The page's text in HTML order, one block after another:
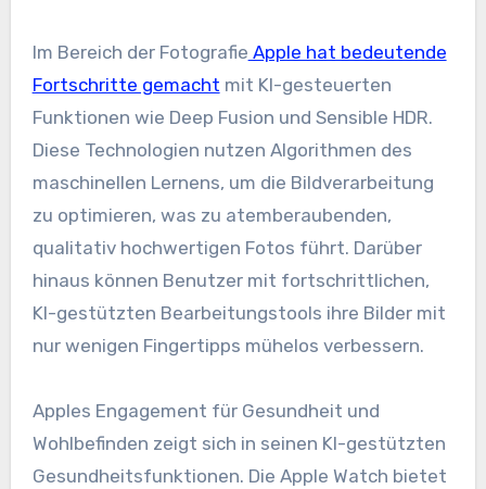
Im Bereich der Fotografie Apple hat bedeutende
Fortschritte gemacht mit KI-gesteuerten
Funktionen wie Deep Fusion und Sensible HDR.
Diese Technologien nutzen Algorithmen des
maschinellen Lernens, um die Bildverarbeitung
zu optimieren, was zu atemberaubenden,
qualitativ hochwertigen Fotos führt. Darüber
hinaus können Benutzer mit fortschrittlichen,
KI-gestützten Bearbeitungstools ihre Bilder mit
nur wenigen Fingertipps mühelos verbessern.
Apples Engagement für Gesundheit und
Wohlbefinden zeigt sich in seinen KI-gestützten
Gesundheitsfunktionen. Die Apple Watch bietet